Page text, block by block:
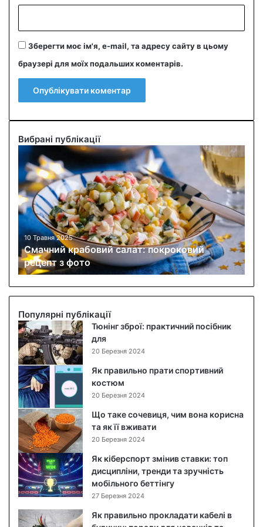
Зберегти моє ім'я, e-mail, та адресу сайту в цьому
браузері для моїх подальших коментарів.
Вибрані публікації
С
м
ч
н
и
й
к
р
а
б
о
в
и
й
с
а
л
а
т
:
п
о
к
р
о
к
о
в
и
й
10 Травня 2025
Смачний крабовий салат: покроковий
рецепт з фото
Популярні публікації
Тюнінг зброї: практичний посібник
для
20 Березня 2024
Як правильно прати спортивний
костюм
20 Березня 2024
Що таке сочевиця, чим вона корисна
та як її вживати
20 Березня 2024
Як кіберспорт змінив ставки: топ
дисципліни, тренди та зручність
мобільного беттінгу
27 Березня 2024
Як правильно прокладати кабелі в